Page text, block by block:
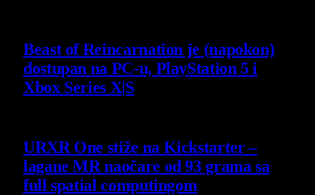
Beast of Reincarnation je (napokon)
dostupan na PC-u, PlayStation 5 i
Xbox Series X|S
URXR One stiže na Kickstarter –
lagane MR naočare od 93 grama sa
full spatial computingom